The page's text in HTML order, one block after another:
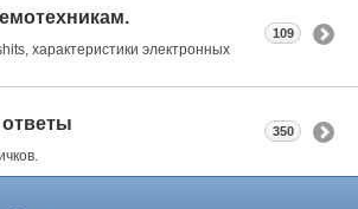
характеристики электронных
109
350